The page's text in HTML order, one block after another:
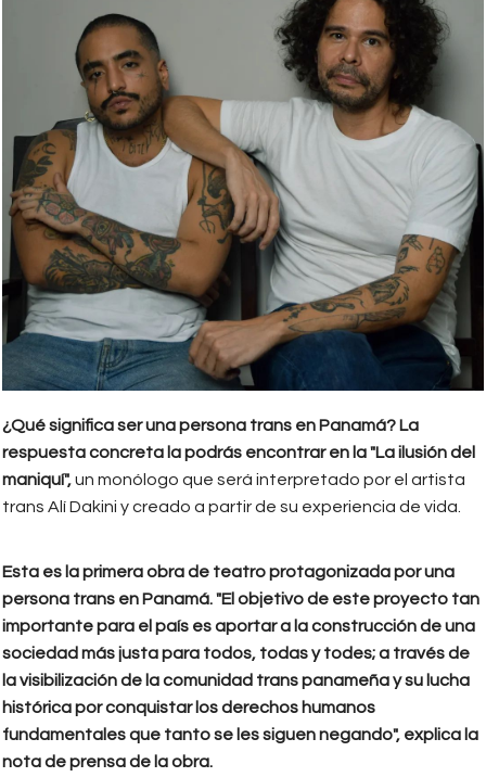
¿Qué significa ser una persona trans en Panamá? La
respuesta concreta la podrás encontrar en la "La ilusión del
maniquí",un monólogo que será interpretado por el artista
trans Alí Dakini y creado a partir de su experiencia de vida.
Esta es la primera obra de teatro protagonizada por una
persona trans en Panamá. "El objetivo de este proyecto tan
importante para el país es aportar a la construcción de una
sociedad más justa para todos, todas y todes; a través de
la visibilización de la comunidad trans panameña y su lucha
histórica por conquistar los derechos humanos
fundamentales que tanto se les siguen negando", explica la
nota de prensa de la obra.